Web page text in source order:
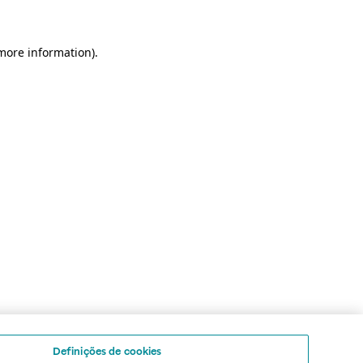
information).
Definições de cookies